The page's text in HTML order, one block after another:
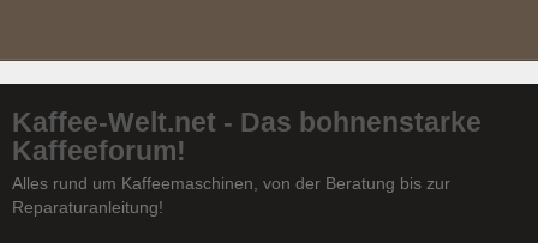
Kaffee-Welt.net - Das bohnenstarke
Kaffeeforum!
Alles rund um Kaffeemaschinen, von der Beratung bis zur
Reparaturanleitung!